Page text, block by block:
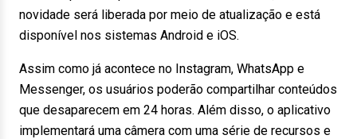
novidade será liberada por meio de atualização e está
disponível nos sistemas Android e iOS.
Assim como já acontece no Instagram, WhatsApp e
Messenger, os usuários poderão compartilhar conteúdos
que desaparecem em 24 horas. Além disso, o aplicativo
implementará uma câmera com uma série de recursos e